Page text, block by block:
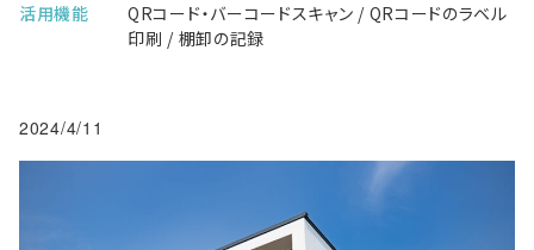
活用機能
QRコード・バーコードスキャン / QRコードのラベル
印刷 / 棚卸の記録
2024/4/11